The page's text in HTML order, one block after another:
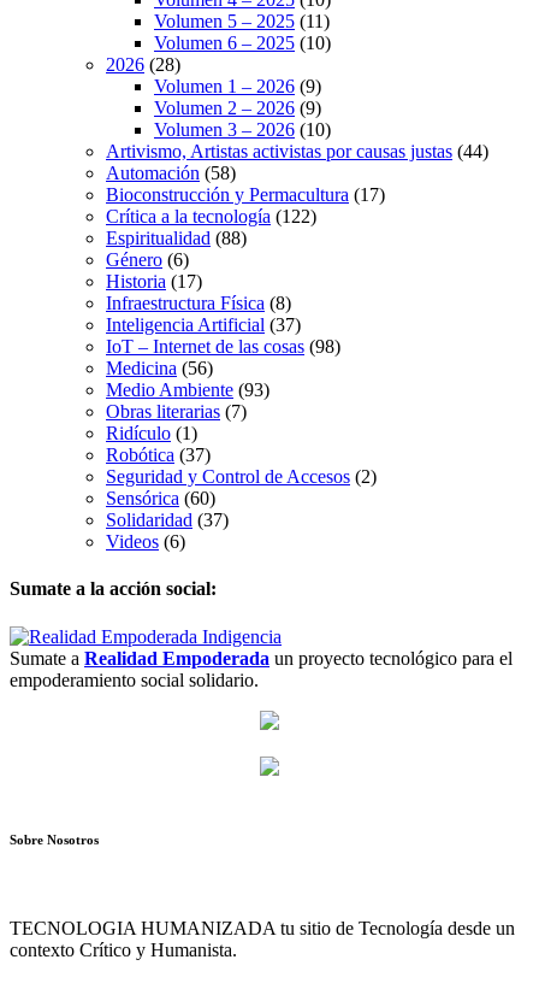
Volumen 5 – 2025 (11)
Volumen 6 – 2025 (10)
2026 (28)
Volumen 1 – 2026 (9)
Volumen 2 – 2026 (9)
Volumen 3 – 2026 (10)
Artivismo, Artistas activistas por causas justas (44)
Automación (58)
Bioconstrucción y Permacultura (17)
Crítica a la tecnología (122)
Espiritualidad (88)
Género (6)
Historia (17)
Infraestructura Física (8)
Inteligencia Artificial (37)
IoT – Internet de las cosas (98)
Medicina (56)
Medio Ambiente (93)
Obras literarias (7)
Ridículo (1)
Robótica (37)
Seguridad y Control de Accesos (2)
Sensórica (60)
Solidaridad (37)
Videos (6)
Sumate a la acción social:
Sumate a Realidad Empoderada un proyecto tecnológico para el
empoderamiento social solidario.
Sobre Nosotros
TECNOLOGIA HUMANIZADA tu sitio de Tecnología desde un
contexto Crítico y Humanista.